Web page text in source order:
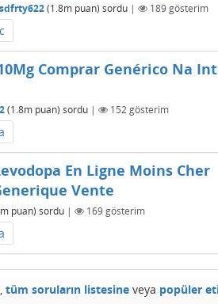
sdfrty622(1.8m puan) sordu | 189gösterim
c
Comprar Genérico Na
(1.8m puan) sordu | 152gösterim
En Ligne Moins Cher
Vente
puan) sordu | 169gösterim
tüm soruların listesineveya popüler